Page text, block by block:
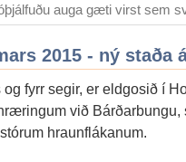
auga gæti virst sem
2015 - ný staða
og fyrr segir, er eldgosið í
við
hraunflákanum.